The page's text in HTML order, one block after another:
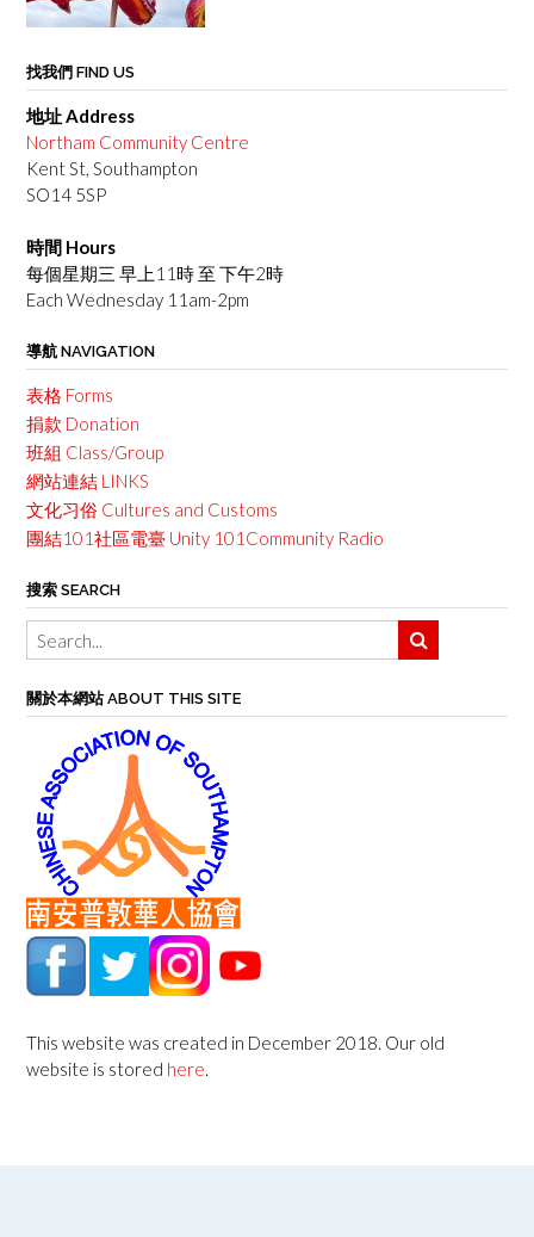
找我們 FIND US
地址 Address
Northam Community Centre
Kent St, Southampton
SO14 5SP
時間 Hours
每個星期三 早上11時 至 下午2時
Each Wednesday 11am-2pm
導航 NAVIGATION
表格 Forms
捐款 Donation
班組 Class/Group
網站連結 LINKS
文化习俗 Cultures and Customs
團結101社區電臺 Unity 101Community Radio
搜索 SEARCH
關於本網站 ABOUT THIS SITE
This website was created in December 2018. Our old
website is stored here.